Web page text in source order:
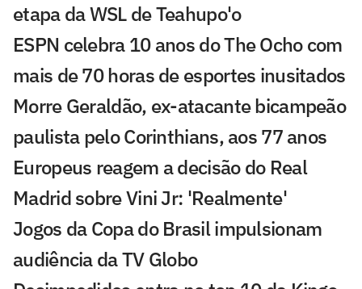
etapa da WSL de Teahupo'o
ESPN celebra 10 anos do The Ocho com
mais de 70 horas de esportes inusitados
Morre Geraldão, ex-atacante bicampeão
paulista pelo Corinthians, aos 77 anos
Europeus reagem a decisão do Real
Madrid sobre Vini Jr: 'Realmente'
Jogos da Copa do Brasil impulsionam
audiência da TV Globo